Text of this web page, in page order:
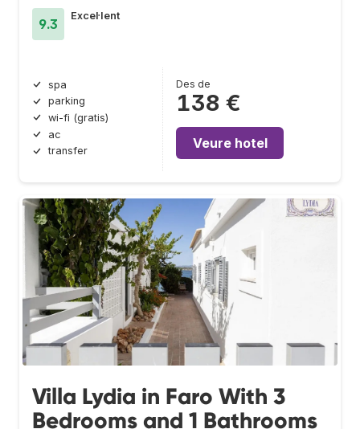
9.3
Excel·lent
spa
parking
wi-fi (gratis)
ac
transfer
Des de
138 €
Veure hotel
Villa Lydia in Faro With 3
Bedrooms and 1 Bathrooms